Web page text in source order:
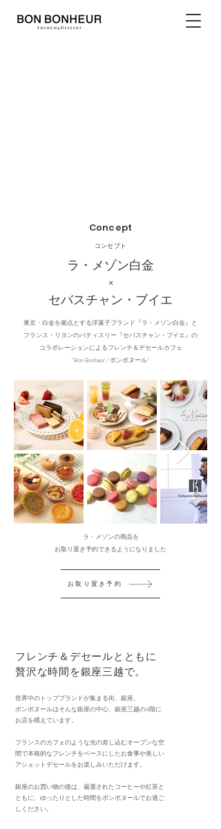
Concept
​コンセプト
ラ・メゾン白金
×
セバスチャン・ブイエ
東京・白金を拠点とする洋菓子ブランド『ラ・メゾン白金』と
フランス・リヨンのパティスリー『セバスチャン・ブイエ』の
コラボレーションによるフレンチ＆デセールカフェ
"Bon Bonheur / ボンボヌール"
ラ・メゾンの商品を
お取り置き予約できるようになりました
お取り置き予約
フレンチ＆デセールとともに
​贅沢な時間を銀座三越で。
世界中のトップブランドが集まる街、銀座。
ボンボヌールはそんな銀座の中心、銀座三越の4階に
お店を構えています。
フランスのカフェ​のような光の差し込むオープンな空
間で本格的なフレンチをベースにしたお食事や美しい
アシェットデセールをお楽しみいただけます。
銀座のお買い物の後は、厳選されたコーヒーや紅茶と
ともに、ゆったりとした時間をボンボヌールでお過ご
しください。